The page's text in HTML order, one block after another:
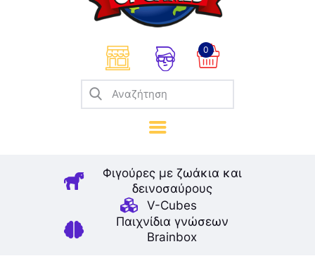
0
Φιγούρες με ζωάκια και
δεινοσαύρους
V-Cubes
Παιχνίδια γνώσεων
Brainbox
Παιχνίδια Καρτών
Σπαζοκεφαλιές
Κατασκευές
Καλλιτεχνικά
Μοντελισμός
Βιβλία
Παιχνίδια Ρόλων